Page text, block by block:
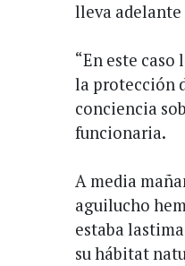
lleva adelante
“En este caso
la protección
conciencia
funcionaria.
A media
aguilucho
estaba
su hábitat